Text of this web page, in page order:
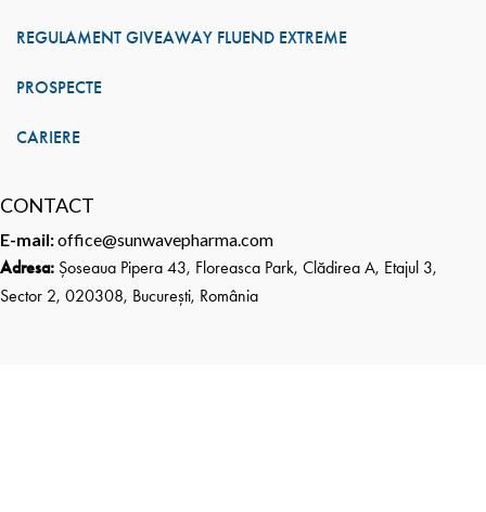
REGULAMENT GIVEAWAY FLUEND EXTREME
PROSPECTE
CARIERE
CONTACT
E-mail:office@sunwavepharma.com
Adresa: Șoseaua Pipera 43, Floreasca Park, Clădirea A, Etajul 3,
Sector 2, 020308, București, România